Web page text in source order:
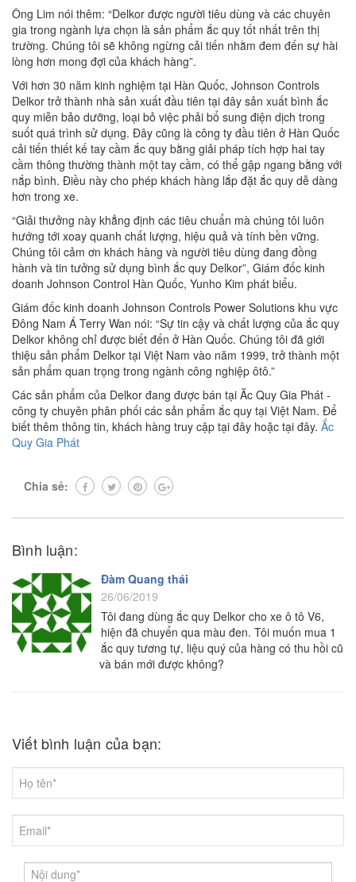
Ông Lim nói thêm: “Delkor được người tiêu dùng và các chuyên
gia trong ngành lựa chọn là sản phẩm ắc quy tốt nhất trên thị
trường. Chúng tôi sẽ không ngừng cải tiến nhằm đem đến sự hài
lòng hơn mong đợi của khách hàng”.
Với hơn 30 năm kinh nghiệm tại Hàn Quốc, Johnson Controls
Delkor trở thành nhà sản xuất đầu tiên tại đây sản xuất bình ắc
quy miễn bảo dưỡng, loại bỏ việc phải bổ sung điện dịch trong
suốt quá trình sử dụng. Đây cũng là công ty đầu tiên ở Hàn Quốc
cải tiến thiết kế tay cầm ắc quy bằng giải pháp tích hợp hai tay
cầm thông thường thành một tay cầm, có thể gập ngang bằng với
nắp bình. Điều này cho phép khách hàng lắp đặt ắc quy dễ dàng
hơn trong xe.
“Giải thưởng này khẳng định các tiêu chuẩn mà chúng tôi luôn
hướng tới xoay quanh chất lượng, hiệu quả và tính bền vững.
Chúng tôi cảm ơn khách hàng và người tiêu dùng đang đồng
hành và tin tưởng sử dụng bình ắc quy Delkor”, Giám đốc kinh
doanh Johnson Control Hàn Quốc, Yunho Kim phát biểu.
Giám đốc kinh doanh Johnson Controls Power Solutions khu vực
Đông Nam Á Terry Wan nói: “Sự tin cậy và chất lượng của ắc quy
Delkor không chỉ được biết đến ở Hàn Quốc. Chúng tôi đã giới
thiệu sản phẩm Delkor tại Việt Nam vào năm 1999, trở thành một
sản phẩm quan trọng trong ngành công nghiệp ôtô.”
Các sản phẩm của Delkor đang được bán tại Ăc Quy Gia Phát -
công ty chuyên phân phối các sản phẩm ắc quy tại Việt Nam. Để
biết thêm thông tin, khách hàng truy cập tại đây hoặc tại đây. Ắc
Quy Gia Phát
Chia sẻ:
Bình luận:
Đàm Quang thái
26/06/2019
Tôi đang dùng ắc quy Delkor cho xe ô tô V6,
hiện đã chuyển qua màu đen. Tôi muốn mua 1
ắc quy tương tự, liệu quý của hàng có thu hồi cũ
và bán mới được không?
Viết bình luận của bạn: